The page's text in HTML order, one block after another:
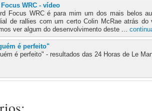
WRC - vídeo
Focus WRC é para mim um dos mais belos
de rallies com um certo Colin McRae atrás
ver algum do desenvolvimento deste ...
é perfeito"
é perfeito" - resultados das 24 Horas de Le